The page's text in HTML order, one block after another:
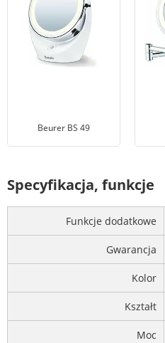
Beurer BS 49
Specyfikacja, funkcje
Funkcje dodatkowe
Gwarancja
Kolor
Kształt
Moc